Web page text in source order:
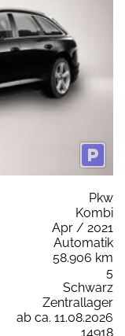
Pkw
Kombi
Apr / 2021
Automatik
58.906 km
5
Schwarz
Zentrallager
ab ca. 11.08.2026
14918